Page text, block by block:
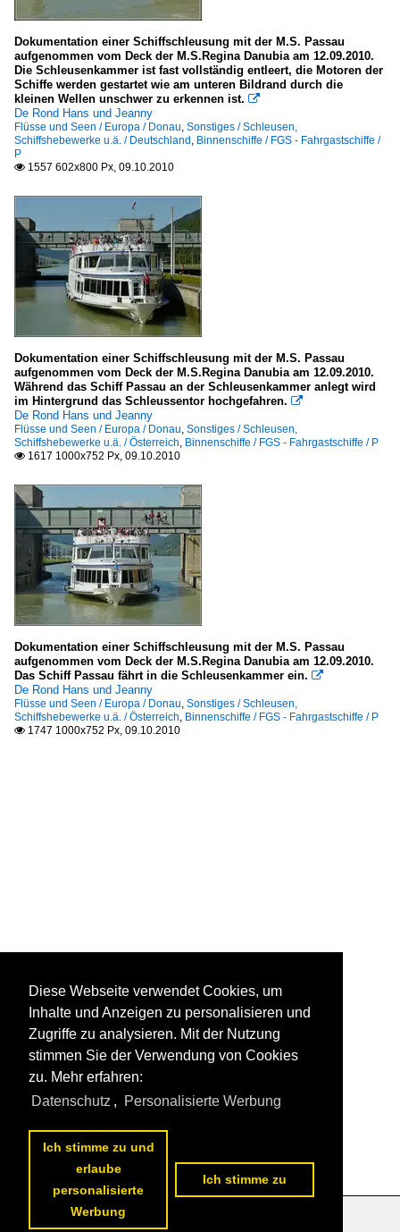
Dokumentation einer Schiffschleusung mit der M.S. Passau
aufgenommen vom Deck der M.S.Regina Danubia am 12.09.2010.
Die Schleusenkammer ist fast vollständig entleert, die Motoren der
Schiffe werden gestartet wie am unteren Bildrand durch die
kleinen Wellen unschwer zu erkennen ist. 
De Rond Hans und Jeanny
Flüsse und Seen / Europa / Donau, Sonstiges / Schleusen,
Schiffshebewerke u.ä. / Deutschland , Binnenschiffe / FGS - Fahrgastschiffe /
P
 1557 602x800 Px, 09.10.2010
Dokumentation einer Schiffschleusung mit der M.S. Passau
aufgenommen vom Deck der M.S.Regina Danubia am 12.09.2010.
Während das Schiff Passau an der Schleusenkammer anlegt wird
im Hintergrund das Schleussentor hochgefahren. 
De Rond Hans und Jeanny
Flüsse und Seen / Europa / Donau, Sonstiges / Schleusen,
Schiffshebewerke u.ä. / Österreich, Binnenschiffe / FGS - Fahrgastschiffe / P
 1617 1000x752 Px, 09.10.2010
Dokumentation einer Schiffschleusung mit der M.S. Passau
aufgenommen vom Deck der M.S.Regina Danubia am 12.09.2010.
Das Schiff Passau fährt in die Schleusenkammer ein. 
De Rond Hans und Jeanny
Flüsse und Seen / Europa / Donau, Sonstiges / Schleusen,
Schiffshebewerke u.ä. / Österreich, Binnenschiffe / FGS - Fahrgastschiffe / P
 1747 1000x752 Px, 09.10.2010
Datenschutzerklärung
Diese Webseite verwendet Cookies, um
Inhalte und Anzeigen zu personalisieren und
Zugriffe zu analysieren. Mit der Nutzung
stimmen Sie der Verwendung von Cookies
zu. Mehr erfahren:
Datenschutz , Personalisierte Werbung
Ich stimme zu und
erlaube
personalisierte
Werbung
Ich stimme zu